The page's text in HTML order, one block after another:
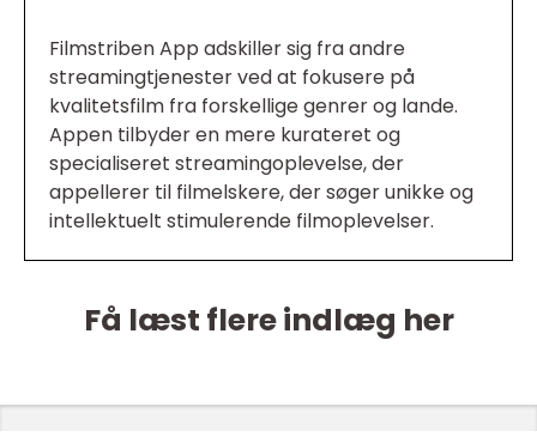
Filmstriben App adskiller sig fra andre
streamingtjenester ved at fokusere på
kvalitetsfilm fra forskellige genrer og lande.
Appen tilbyder en mere kurateret og
specialiseret streamingoplevelse, der
appellerer til filmelskere, der søger unikke og
intellektuelt stimulerende filmoplevelser.
Få læst flere indlæg her